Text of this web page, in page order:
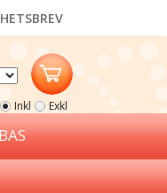
Inkl Exkl